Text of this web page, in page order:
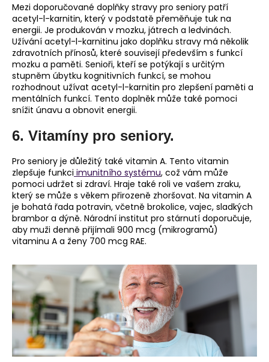
Mezi doporučované doplňky stravy pro seniory patří
acetyl-l-karnitin, který v podstatě přeměňuje tuk na
energii. Je produkován v mozku, játrech a ledvinách.
Užívání acetyl-l-karnitinu jako doplňku stravy má několik
zdravotních přínosů, které souvisejí především s funkcí
mozku a paměti. Senioři, kteří se potýkají s určitým
stupněm úbytku kognitivních funkcí, se mohou
rozhodnout užívat acetyl-l-karnitin pro zlepšení paměti a
mentálních funkcí. Tento doplněk může také pomoci
snížit únavu a obnovit energii.
6. Vitamíny pro seniory.
Pro seniory je důležitý také vitamin A. Tento vitamin
zlepšuje funkci imunitního systému, což vám může
pomoci udržet si zdraví. Hraje také roli ve vašem zraku,
který se může s věkem přirozeně zhoršovat. Na vitamin A
je bohatá řada potravin, včetně brokolice, vajec, sladkých
brambor a dýně. Národní institut pro stárnutí doporučuje,
aby muži denně přijímali 900 mcg (mikrogramů)
vitaminu A a ženy 700 mcg RAE.